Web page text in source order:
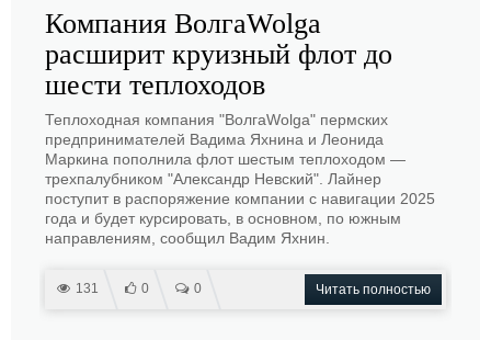
Компания ВолгаWolga
расширит круизный флот до
шести теплоходов
Теплоходная компания "ВолгаWolga" пермских
предпринимателей Вадима Яхнина и Леонида
Маркина пополнила флот шестым теплоходом —
трехпалубником "Александр Невский". Лайнер
поступит в распоряжение компании с навигации 2025
года и будет курсировать, в основном, по южным
направлениям, сообщил Вадим Яхнин.
131 0 0 Читать полностью